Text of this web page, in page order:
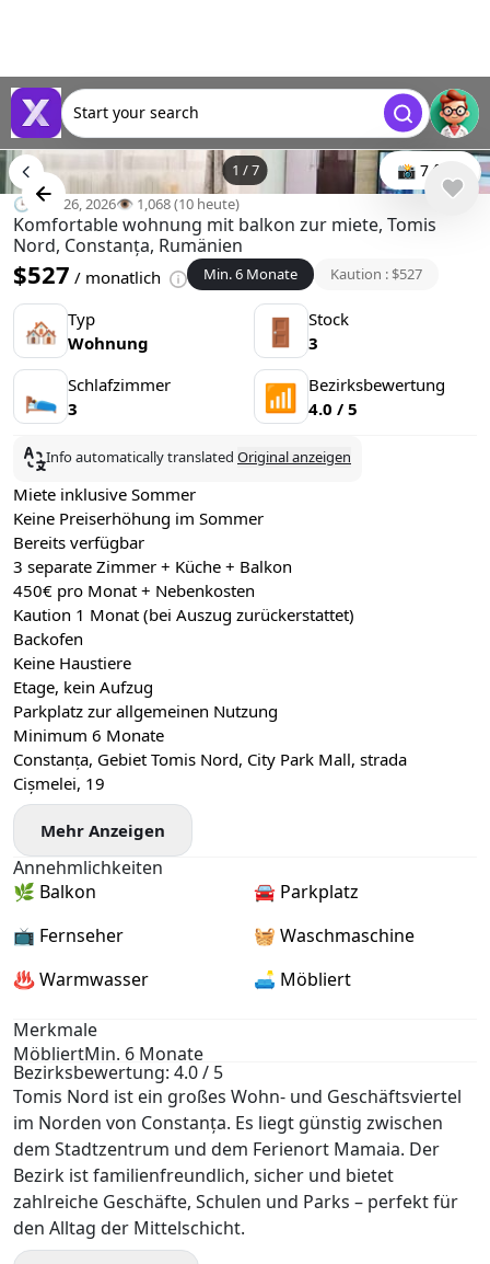
Start your search
1 /7 📸 7 foto
🕒 Mär 26, 2026👁️ 1,068 (10 heute)
Komfortable wohnung mit balkon zur miete, Tomis
Nord, Constanța, Rumänien
$527 / monatlich Min. 6 Monate Kaution : $527
🏘 Typ
Wohnung
🚪
Stock
3
🛌 Schlafzimmer
3
📶 Bezirksbewertung
4.0 / 5
Info automatically translated Original anzeigen
Miete inklusive Sommer
Keine Preiserhöhung im Sommer
Bereits verfügbar
3 separate Zimmer + Küche + Balkon
450€ pro Monat + Nebenkosten
Kaution 1 Monat (bei Auszug zurückerstattet)
Backofen
Keine Haustiere
Etage, kein Aufzug
Parkplatz zur allgemeinen Nutzung
Minimum 6 Monate
Constanța, Gebiet Tomis Nord, City Park Mall, strada
Cișmelei, 19
Mehr Anzeigen
Annehmlichkeiten
🌿 Balkon
🚘 Parkplatz
📺 Fernseher
🧺 Waschmaschine
♨️ Warmwasser
🛋️ Möbliert
Merkmale
MöbliertMin. 6 Monate
Bezirksbewertung: 4.0 / 5
Tomis Nord ist ein großes Wohn- und Geschäftsviertel
im Norden von Constanța. Es liegt günstig zwischen
dem Stadtzentrum und dem Ferienort Mamaia. Der
Bezirk ist familienfreundlich, sicher und bietet
zahlreiche Geschäfte, Schulen und Parks – perfekt für
den Alltag der Mittelschicht.